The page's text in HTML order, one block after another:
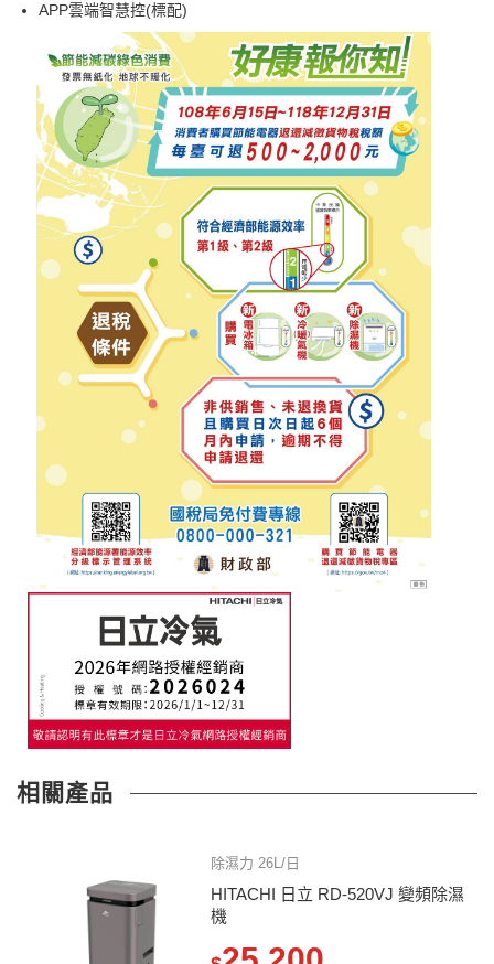
APP雲端智慧控(標配)
相關產品
除濕力 26L/日
HITACHI 日立 RD-520VJ 變頻除濕
機